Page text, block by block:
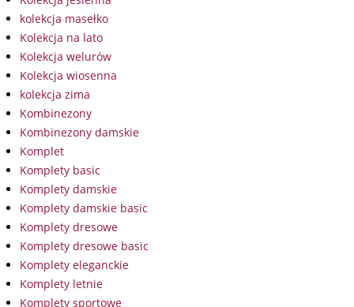
kolekcja masełko
Kolekcja na lato
Kolekcja welurów
Kolekcja wiosenna
kolekcja zima
Kombinezony
Kombinezony damskie
Komplet
Komplety basic
Komplety damskie
Komplety damskie basic
Komplety dresowe
Komplety dresowe basic
Komplety eleganckie
Komplety letnie
Komplety sportowe